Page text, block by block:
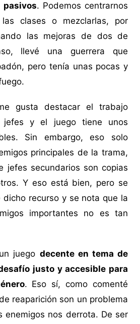
pasivos. Podemos centrarnos
clases o mezclarlas, por
las mejoras de dos de
llevé una guerrera que
pero tenía unas pocas y
gusta destacar el trabajo
jefes y el juego tiene unos
Sin embargo, eso solo
principales de la trama,
jefes secundarios son copias
Y eso está bien, pero se
dicho recurso y se nota que la
importantes no es tan
juego decente en tema de
justo y accesible para
. Eso sí, como comenté
reaparición son un problema
enemigos nos derrota. De ser